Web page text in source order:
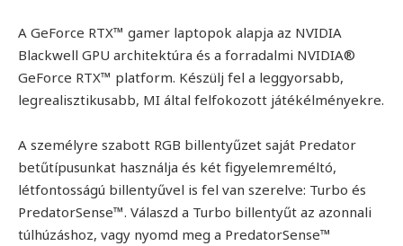
A GeForce RTX™ gamer laptopok alapja az NVIDIA
Blackwell GPU architektúra és a forradalmi NVIDIA®
GeForce RTX™ platform. Készülj fel a leggyorsabb,
legrealisztikusabb, MI által felfokozott játékélményekre.
A személyre szabott RGB billentyűzet saját Predator
betűtípusunkat használja és két figyelemreméltó,
létfontosságú billentyűvel is fel van szerelve: Turbo és
PredatorSense™. Válaszd a Turbo billentyűt az azonnali
túlhúzáshoz, vagy nyomd meg a PredatorSense™